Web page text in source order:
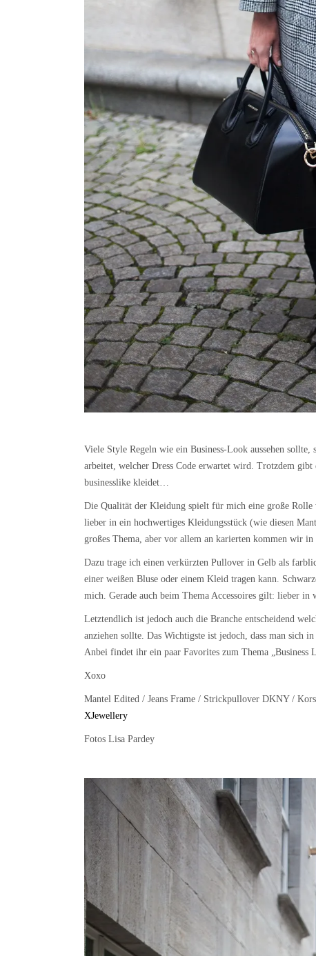
Viele Style Regeln wie ein Business-Look aussehen
arbeitet, welcher Dress Code erwartet wird. Trotzdem
businesslike kleidet…
Die Qualität der Kleidung spielt für mich eine große Rolle
lieber in ein hochwertiges Kleidungsstück (wie diesen
großes Thema, aber vor allem an karierten kommen wir in
Dazu trage ich einen verkürzten Pullover in Gelb als
einer weißen Bluse oder einem Kleid tragen kann.
mich. Gerade auch beim Thema Accessoires gilt: lieber
Letztendlich ist jedoch auch die Branche entscheidend
anziehen sollte. Das Wichtigste ist jedoch, dass man sich
Anbei findet ihr ein paar Favorites zum Thema „Business
Xoxo
Mantel Edited / Jeans Frame / Strickpullover DKNY /
XJewellery
Fotos Lisa Pardey